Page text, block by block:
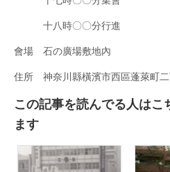
版
內
十八時〇〇分行進
會場 石の廣場敷地內
住所 神奈川縣橫濱市西區蓬萊町二
この記事を読んでる人はこ
ます